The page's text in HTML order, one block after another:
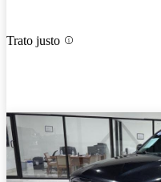
Trato justo